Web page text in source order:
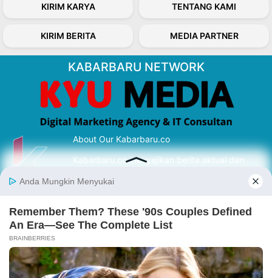
KIRIM KARYA TENTANG KAMI
KIRIM BERITA MEDIA PARTNER
KABARBARU NETWORK
About Our Kabarbaru.co
Kabarbaru.co menyajikan berita aktual dan
serta terverifikasi dari sumber yang tepat.
Follow Kabarbaru